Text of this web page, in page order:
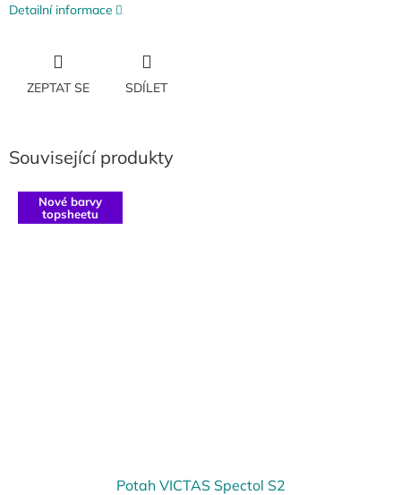
Detailní informace
ZEPTAT SE SDÍLET
Související produkty
Nové barvy
topsheetu
Potah VICTAS Spectol S2